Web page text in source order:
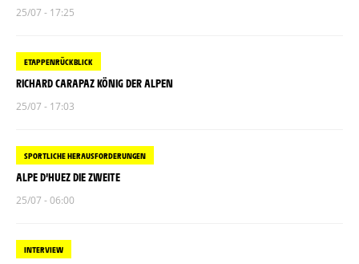
25/07 - 17:25
ETAPPENRÜCKBLICK
RICHARD CARAPAZ KÖNIG DER ALPEN
25/07 - 17:03
SPORTLICHE HERAUSFORDERUNGEN
ALPE D’HUEZ DIE ZWEITE
25/07 - 06:00
INTERVIEW